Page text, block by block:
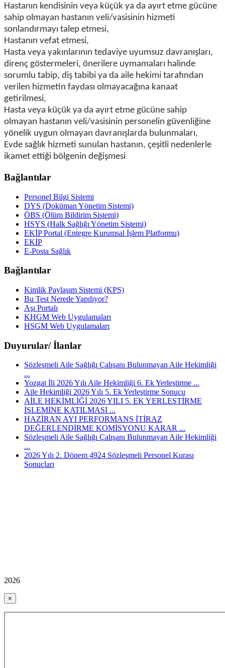
Hastanın kendisinin veya küçük ya da ayırt etme gücüne
sahip olmayan hastanın veli/vasisinin hizmeti
sonlandırmayı talep etmesi,
Hastanın vefat etmesi,
Hasta veya yakınlarının tedaviye uyumsuz davranışları,
direnç göstermeleri, önerilere uymamaları halinde
sorumlu tabip, diş tabibi ya da aile hekimi tarafından
verilen hizmetin faydası olmayacağına kanaat
getirilmesi,
Hasta veya küçük ya da ayırt etme gücüne sahip
olmayan hastanın veli/vasisinin personelin güvenliğine
yönelik uygun olmayan davranışlarda bulunmaları,
Evde sağlık hizmeti sunulan hastanın, çeşitli nedenlerle
ikamet ettiği bölgenin değişmesi
Bağlantılar
Personel Bilgi Sistemi
DYS (Doküman Yönetim Sistemi)
ÖBS (Ölüm Bildirim Sistemi)
HSYS (Halk Sağlığı Yönetim Sistemi)
EKİP Portal (Entegre Kurumsal İşlem Platformu)
EKİP
E-Posta Sağlık
Bağlantılar
Kimlik Paylaşım Sistemi (KPS)
Bu Test Nerede Yapılıyor?
Aşı Portalı
KHGM Web Uygulamaları
HSGM Web Uygulamaları
Duyurular/ İlanlar
Sözleşmeli Aile Sağlığı Çalışanı Bulunmayan Aile Hekimliği
...
Yozgat İli 2026 Yılı Aile Hekimliği 6. Ek Yerleştirme ...
Aile Hekimliği 2026 Yılı 5. Ek Yerleştirme Sonucu
AİLE HEKİMLİĞİ 2026 YILI 5. EK YERLEŞTİRME
İŞLEMİNE KATILMASI ...
HAZİRAN AYI PERFORMANS İTİRAZ
DEĞERLENDİRME KOMİSYONU KARAR ...
Sözleşmeli Aile Sağlığı Çalışanı Bulunmayan Aile Hekimliği
...
2026 Yılı 2. Dönem 4924 Sözleşmeli Personel Kurası
Sonuçları
2026
×